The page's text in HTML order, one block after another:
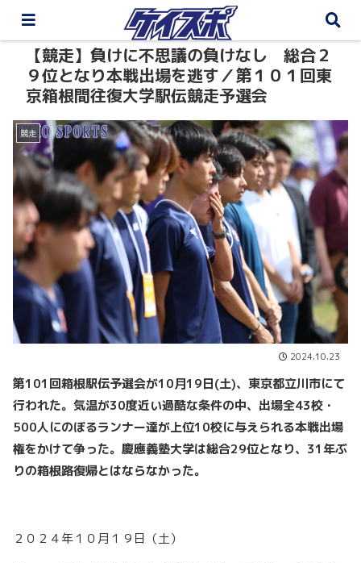
【競走】負けに不思議の負けなし 総合２
９位となり本戦出場を逃す／第１０１回東
京箱根間往復大学駅伝競走予選会
競走
2024.10.23
第101回箱根駅伝予選会が10月19日(土)、東京都立川市にて
行われた。気温が30度近い過酷な条件の中、出場全43校・
500人にのぼるランナー達が上位10校に与えられる本戦出場
権をかけて争った。慶應義塾大学は総合29位となり、31年ぶ
りの箱根路復帰とはならなかった。
２０２４年１０月１９日（土）